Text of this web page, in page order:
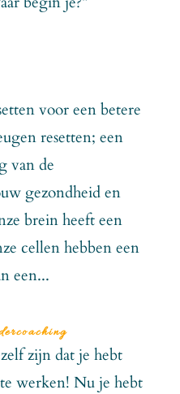
voor een betere
resetten; een
van de
gezondheid en
brein heeft een
cellen hebben een
een...
zijn dat je hebt
werken! Nu je hebt